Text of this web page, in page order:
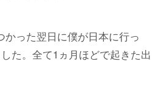
った翌日に僕が日本に行っ
た。全て1ヵ月ほどで起きた出